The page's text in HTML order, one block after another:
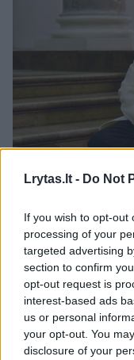
Lrytas.lt - Do Not
If you wish to opt-out
processing of your
targeted advertising
section to confirm
opt-out request is
interest-based ads
us or personal
your opt-out. You
disclosure of your
Donatas Katkus.
Pasak garsaus
jo gyvenimo
suprato, kad
kad man jau